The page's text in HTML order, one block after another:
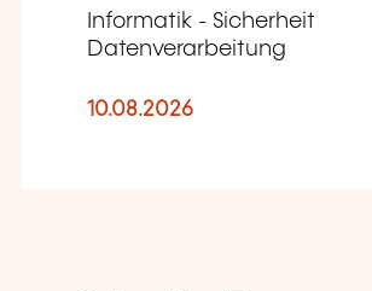
Informatik - Sicherheit
Datenverarbeitung
10.08.2026